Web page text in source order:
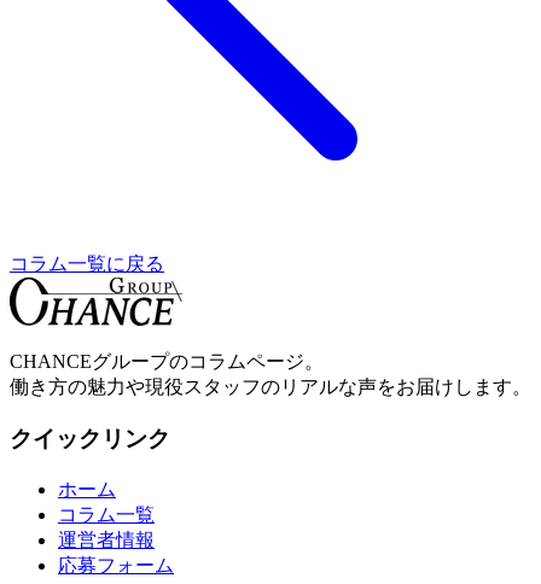
コラム一覧に戻る
CHANCEグループのコラムページ。
働き方の魅力や現役スタッフのリアルな声をお届けします。
クイックリンク
ホーム
コラム一覧
運営者情報
応募フォーム